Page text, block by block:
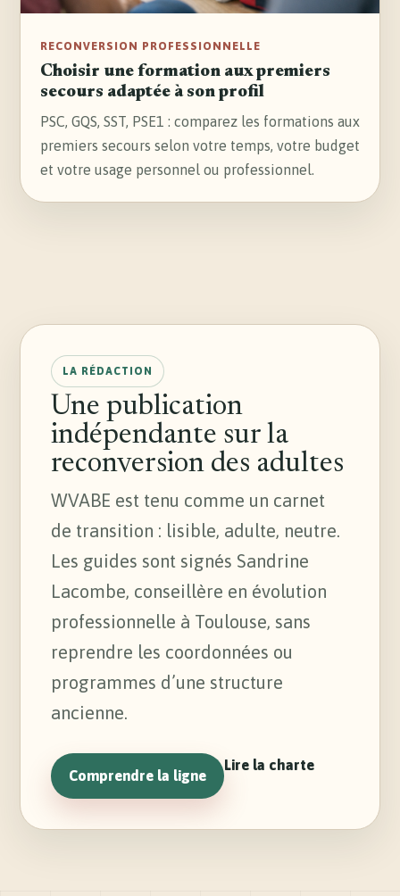
RECONVERSION PROFESSIONNELLE
Choisir une formation aux premiers
secours adaptée à son profil
PSC, GQS, SST, PSE1 : comparez les formations aux
premiers secours selon votre temps, votre budget
et votre usage personnel ou professionnel.
LA RÉDACTION
Une publication
indépendante sur la
reconversion des adultes
WVABE est tenu comme un carnet
de transition : lisible, adulte, neutre.
Les guides sont signés Sandrine
Lacombe, conseillère en évolution
professionnelle à Toulouse, sans
reprendre les coordonnées ou
programmes d’une structure
ancienne.
Comprendre la ligne
Lire la charte